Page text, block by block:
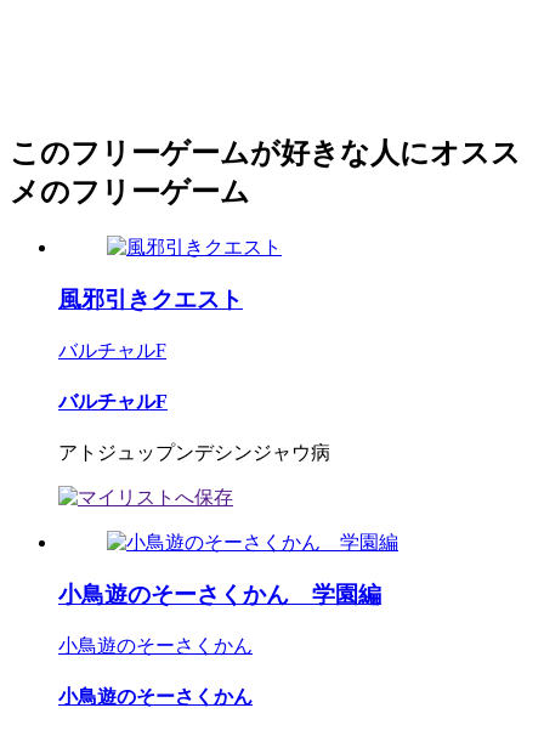
このフリーゲームが好きな人にオスス
メのフリーゲーム
風邪引きクエスト
バルチャルF
バルチャルF
アトジュップンデシンジャウ病
小鳥遊のそーさくかん 学園編
小鳥遊のそーさくかん
小鳥遊のそーさくかん